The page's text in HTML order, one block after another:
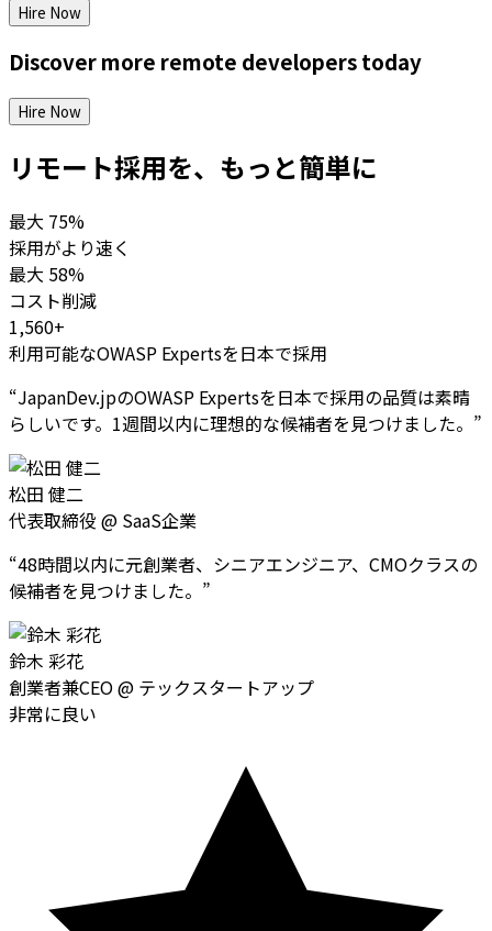
Hire Now
Discover more remote developerstoday
Hire Now
リモート採用を、もっと簡単に
最大 75%
採用がより速く
最大 58%
コスト削減
1,560+
利用可能なOWASP Expertsを日本で採用
“JapanDev.jpのOWASP Expertsを日本で採用の品質は素晴
らしいです。1週間以内に理想的な候補者を見つけました。 ”
松田 健二
代表取締役 @ SaaS企業
“48時間以内に元創業者、シニアエンジニア、CMOクラスの
候補者を見つけました。 ”
鈴木 彩花
創業者兼CEO@ テックスタートアップ
非常に良い